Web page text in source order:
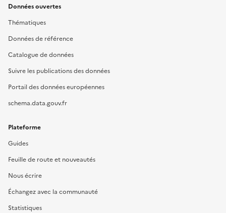
Données ouvertes
Thématiques
Données de référence
Catalogue de données
Suivre les publications des données
Portail des données européennes
schema.data.gouv.fr
Plateforme
Guides
Feuille de route et nouveautés
Nous écrire
Échangez avec la communauté
Statistiques